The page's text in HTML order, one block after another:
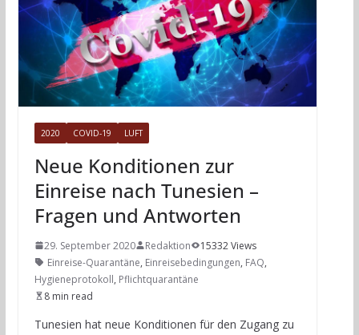
2020 COVID-19 LUFT
Neue Konditionen zur
Einreise nach Tunesien –
Fragen und Antworten
29. September 2020 Redaktion
15332 Views
Einreise-Quarantäne, Einreisebedingungen, FAQ,
Hygieneprotokoll, Pflichtquarantäne
8 min read
Tunesien hat neue Konditionen für den Zugang zu